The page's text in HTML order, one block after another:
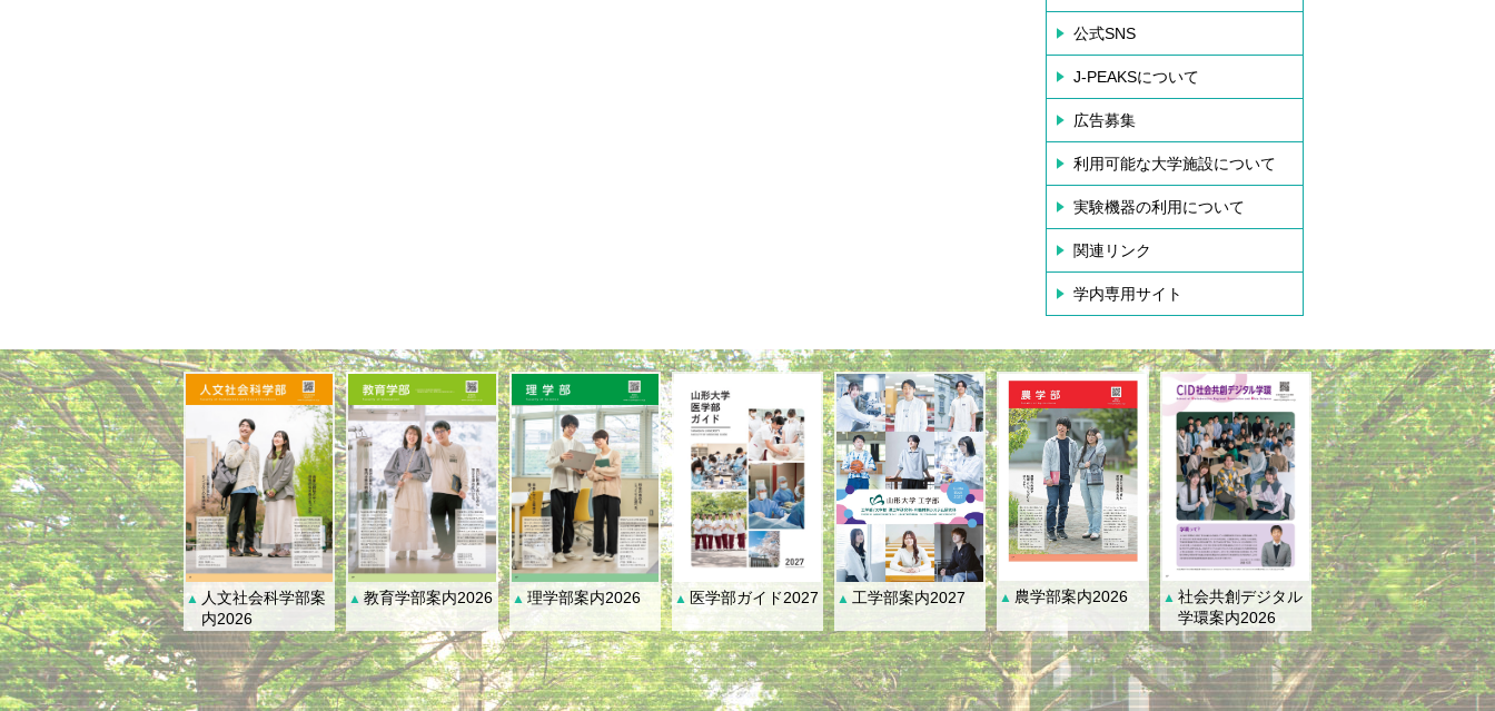
公式SNS
J-PEAKSについて
広告募集
利用可能な大学施設について
実験機器の利用について
関連リンク
学内専用サイト
▲ 人文社会科学部案
内2026
▲ 教育学部案内2026 ▲ 理学部案内2026 ▲ 医学部ガイド2027 ▲ 工学部案内2027 ▲ 農学部案内2026 ▲ 社会共創デジタル
学環案内2026